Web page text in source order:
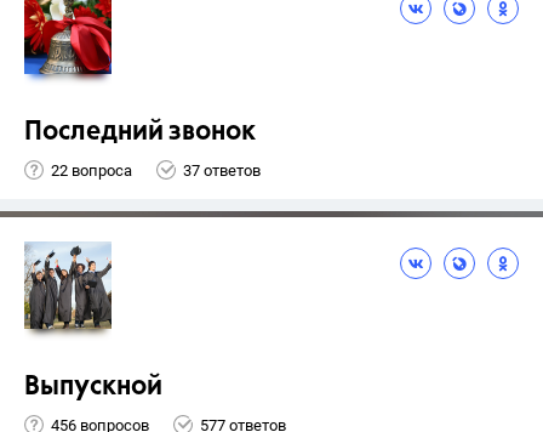
Последний звонок
22 вопроса 37 ответов
Выпускной
456 вопросов 577 ответов